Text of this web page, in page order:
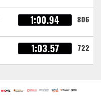
1:00.94 806
1:03.57 722